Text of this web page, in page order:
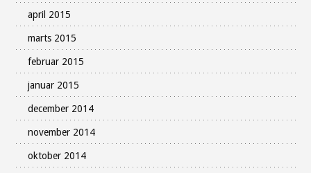
april 2015
marts 2015
februar 2015
januar 2015
december 2014
november 2014
oktober 2014